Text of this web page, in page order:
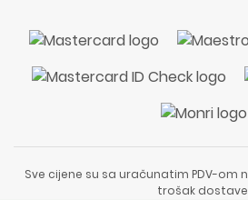
Sve cijene su sa uračunatim PDV-om
trošak